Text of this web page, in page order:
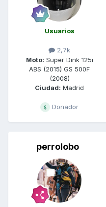
Usuarios
2,7k
Moto: Super Dink 125i
ABS (2015) GS 500F
(2008)
Ciudad: Madrid
Donador
perrolobo